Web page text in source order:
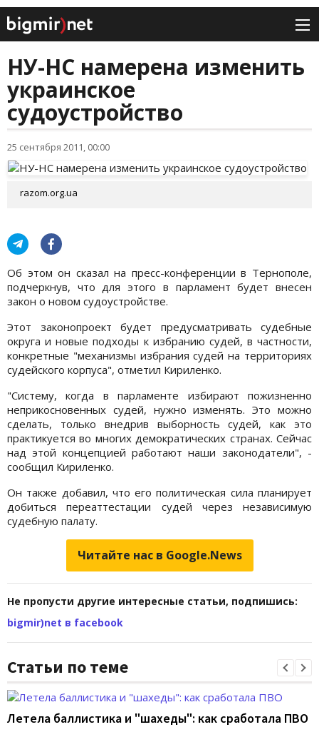
НУ-НС намерена изменить
украинское
судоустройство
25 сентября 2011, 00:00
razom.org.ua
Об этом он сказал на пресс-конференции в Тернополе,
подчеркнув, что для этого в парламент будет внесен
закон о новом судоустройстве.
Этот законопроект будет предусматривать судебные
округа и новые подходы к избранию судей, в частности,
конкретные "механизмы избрания судей на территориях
судейского корпуса", отметил Кириленко.
"Систему, когда в парламенте избирают пожизненно
неприкосновенных судей, нужно изменять. Это можно
сделать, только внедрив выборность судей, как это
практикуется во многих демократических странах. Сейчас
над этой концепцией работают наши законодатели", -
сообщил Кириленко.
Он также добавил, что его политическая сила планирует
добиться переаттестации судей через независимую
судебную палату.
Читайте нас в Google.News
Не пропусти другие интересные статьи, подпишись:
bigmir)net в facebook
Статьи по теме
Летела баллистика и "шахеды": как сработала ПВО